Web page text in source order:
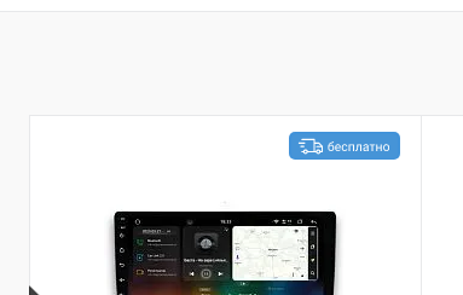
Сравнение В избранное